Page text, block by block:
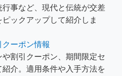
事など、現代と伝統が交差
ックアップして紹介しま
ーポン情報
割引クーポン、期間限定セ
介。適用条件や入手方法を